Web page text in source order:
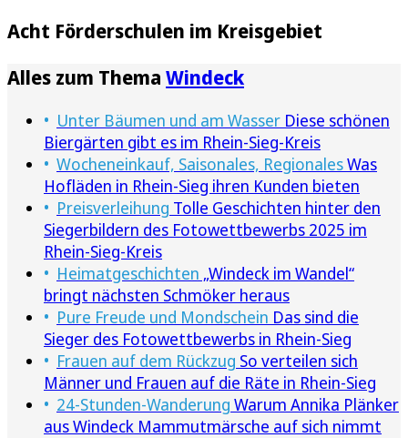
Acht Förderschulen im Kreisgebiet
Alles zum Thema Windeck
Unter Bäumen und am Wasser Diese schönen
Biergärten gibt es im Rhein-Sieg-Kreis
Wocheneinkauf, Saisonales, RegionalesWas
Hofläden in Rhein-Sieg ihren Kunden bieten
Preisverleihung Tolle Geschichten hinter den
Siegerbildern des Fotowettbewerbs 2025 im
Rhein-Sieg-Kreis
Heimatgeschichten „Windeck im Wandel“
bringt nächsten Schmöker heraus
Pure Freude und Mondschein Das sind die
Sieger des Fotowettbewerbs in Rhein-Sieg
Frauen auf dem Rückzug So verteilen sich
Männer und Frauen auf die Räte in Rhein-Sieg
24-Stunden-Wanderung Warum Annika Plänker
aus Windeck Mammutmärsche auf sich nimmt